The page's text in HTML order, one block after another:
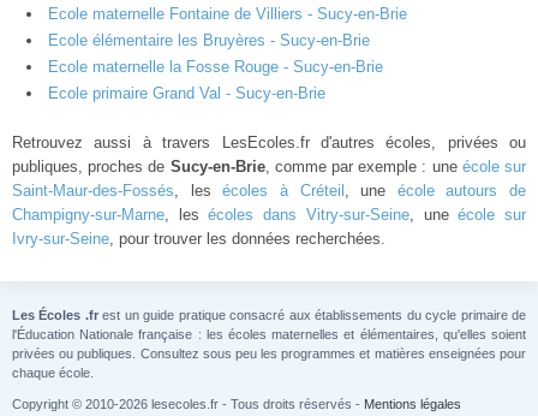
Ecole maternelle Fontaine de Villiers - Sucy-en-Brie
Ecole élémentaire les Bruyères - Sucy-en-Brie
Ecole maternelle la Fosse Rouge - Sucy-en-Brie
Ecole primaire Grand Val - Sucy-en-Brie
Retrouvez aussi à travers LesEcoles.fr d'autres écoles, privées ou
publiques, proches de Sucy-en-Brie, comme par exemple : une école sur
Saint-Maur-des-Fossés, lesécoles à Créteil , une école autours de
Champigny-sur-Marne, lesécoles dans Vitry-sur-Seine, uneécole sur
Ivry-sur-Seine, pour trouver les données recherchées.
Les Écoles .frest un guide pratique consacré aux établissements du cycle primaire de
l'Éducation Nationale française : les écoles maternelles et élémentaires, qu'elles soient
privées ou publiques. Consultez sous peu les programmes et matières enseignées pour
chaque école.
Copyright © 2010-2026 lesecoles.fr - Tous droits réservés - Mentions légales